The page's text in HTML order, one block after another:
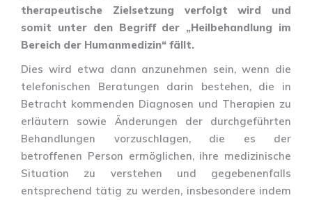
therapeutische Zielsetzung verfolgt wird und
somit unter den Begriff der „Heilbehandlung im
Bereich der Humanmedizin“ fällt.
Dies wird etwa dann anzunehmen sein, wenn die
telefonischen Beratungen darin bestehen, die in
Betracht kommenden Diagnosen und Therapien zu
erläutern sowie Änderungen der durchgeführten
Behandlungen vorzuschlagen, die es der
betroffenen Person ermöglichen, ihre medizinische
Situation zu verstehen und gegebenenfalls
entsprechend tätig zu werden, insbesondere indem